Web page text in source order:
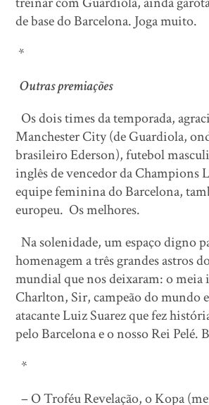
de base do Barcelona. Joga muito.
*
Outras premiações
Os dois times da temporada,
Manchester City (de Guardiola,
brasileiro Ederson), futebol
inglês de vencedor da Champions
equipe feminina do Barcelona,
europeu. Os melhores.
Na solenidade, um espaço digno
homenagem a três grandes astros
mundial que nos deixaram: o meia
Charlton, Sir, campeão do mundo
atacante Luiz Suarez que fez
pelo Barcelona e o nosso Rei Pelé.
*
– O Troféu Revelação, o Kopa